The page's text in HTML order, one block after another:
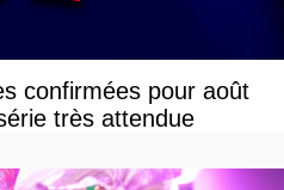
confirmées pour août
très attendue